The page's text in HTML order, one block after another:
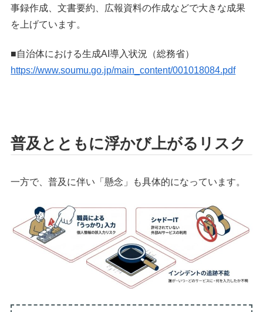
事録作成、文書要約、広報資料の作成などで大きな成果
を上げています。
■自治体における生成AI導入状況（総務省）
https://www.soumu.go.jp/main_content/001018084.pdf
普及とともに浮かび上がるリスク
一方で、普及に伴い「懸念」も具体的になっています。